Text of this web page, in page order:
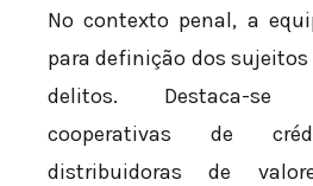
No contexto penal, a
para definição dos
delitos. Destaca-
cooperativas de
distribuidoras de